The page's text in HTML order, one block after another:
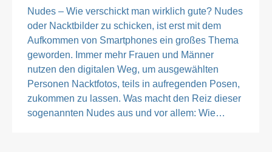
Nudes – Wie verschickt man wirklich gute? Nudes
oder Nacktbilder zu schicken, ist erst mit dem
Aufkommen von Smartphones ein großes Thema
geworden. Immer mehr Frauen und Männer
nutzen den digitalen Weg, um ausgewählten
Personen Nacktfotos, teils in aufregenden Posen,
zukommen zu lassen. Was macht den Reiz dieser
sogenannten Nudes aus und vor allem: Wie…